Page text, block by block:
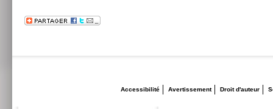
Accessibilité Avertissement Droit d'auteur